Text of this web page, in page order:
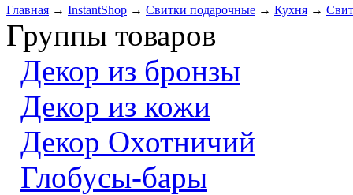
Главная → InstantShop → Свитки подарочные → Кухня →
Группы товаров
Декор из бронзы
Декор из кожи
Декор Охотничий
Глобусы-бары